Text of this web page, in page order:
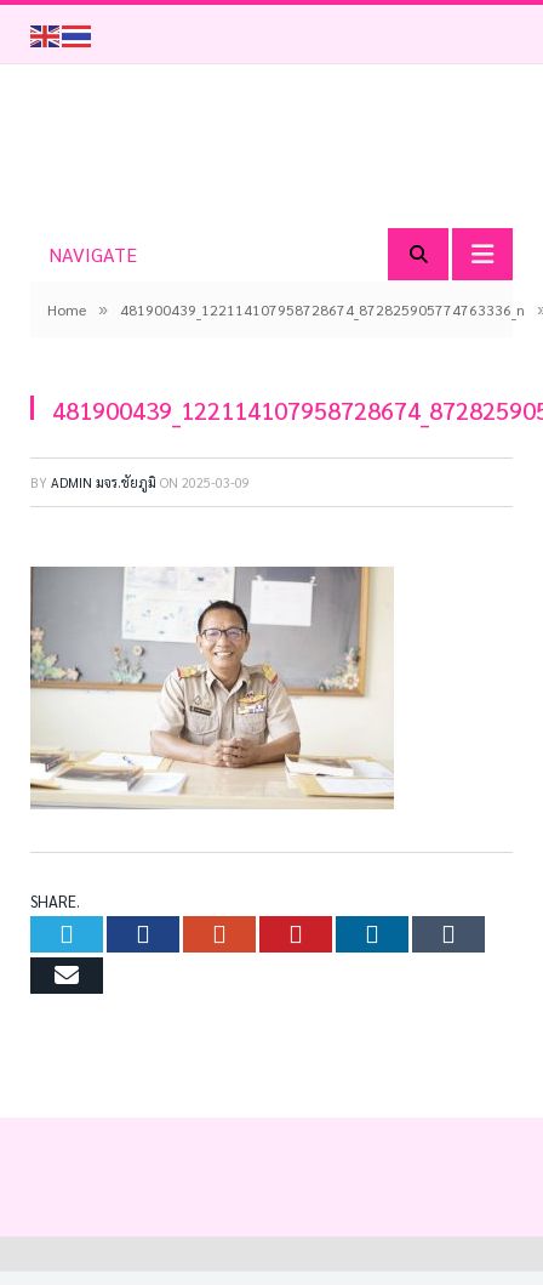
NAVIGATE
Home » 481900439_122114107958728674_872825905774763336_n
BY ADMIN มจร.ชัยภูมิ ON 2025-03-09
SHARE.
TwitterFacebookGoogle+Pinterest
LinkedIn
Email